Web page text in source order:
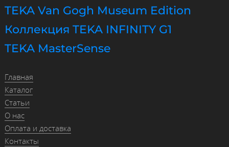
TEKA Van Gogh Museum Edition
Коллекция TEKA INFINITY G1
TEKA MasterSense
Главная
Каталог
Статьи
О нас
Оплата и доставка
Контакты